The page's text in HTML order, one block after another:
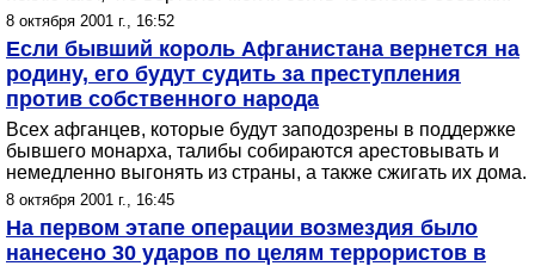
8 октября 2001 г., 16:52
Если бывший король Афганистана вернется на
родину, его будут судить за преступления
против собственного народа
Всех афганцев, которые будут заподозрены в поддержке
бывшего монарха, талибы собираются арестовывать и
немедленно выгонять из страны, а также сжигать их дома.
8 октября 2001 г., 16:45
На первом этапе операции возмездия было
нанесено 30 ударов по целям террористов в